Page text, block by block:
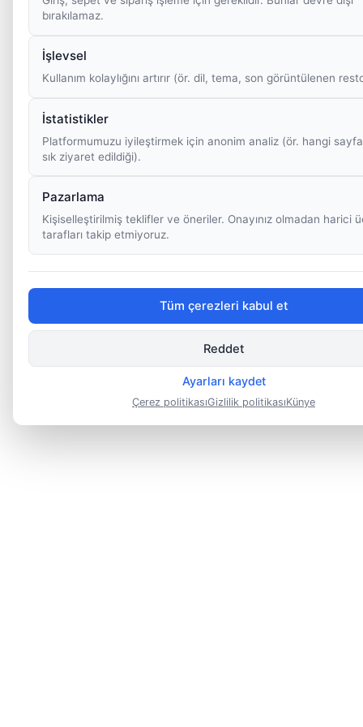
bırakılamaz.
İşlevsel
Kullanım kolaylığını artırır (ör. dil, tema, son görüntülenen
İstatistikler
Platformumuzu iyileştirmek için anonim analiz (ör. hangi
sık ziyaret edildiği).
Pazarlama
Kişiselleştirilmiş teklifler ve öneriler. Onayınız olmadan harici
tarafları takip etmiyoruz.
Tüm çerezleri kabul et
Reddet
Ayarları kaydet
Çerez politikasıGizlilik politikasıKünye